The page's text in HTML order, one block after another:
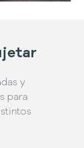
y
para